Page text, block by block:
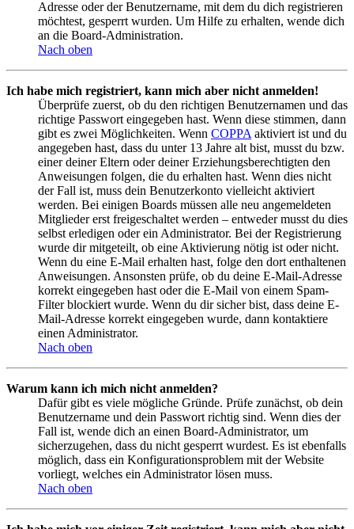
Adresse oder der Benutzername, mit dem du dich registrieren
möchtest, gesperrt wurden. Um Hilfe zu erhalten, wende dich
an die Board-Administration.
Nach oben
Ich habe mich registriert, kann mich aber nicht anmelden!
Überprüfe zuerst, ob du den richtigen Benutzernamen und das
richtige Passwort eingegeben hast. Wenn diese stimmen, dann
gibt es zwei Möglichkeiten. Wenn COPPA aktiviert ist und du
angegeben hast, dass du unter 13 Jahre alt bist, musst du bzw.
einer deiner Eltern oder deiner Erziehungsberechtigten den
Anweisungen folgen, die du erhalten hast. Wenn dies nicht
der Fall ist, muss dein Benutzerkonto vielleicht aktiviert
werden. Bei einigen Boards müssen alle neu angemeldeten
Mitglieder erst freigeschaltet werden – entweder musst du dies
selbst erledigen oder ein Administrator. Bei der Registrierung
wurde dir mitgeteilt, ob eine Aktivierung nötig ist oder nicht.
Wenn du eine E-Mail erhalten hast, folge den dort enthaltenen
Anweisungen. Ansonsten prüfe, ob du deine E-Mail-Adresse
korrekt eingegeben hast oder die E-Mail von einem Spam-
Filter blockiert wurde. Wenn du dir sicher bist, dass deine E-
Mail-Adresse korrekt eingegeben wurde, dann kontaktiere
einen Administrator.
Nach oben
Warum kann ich mich nicht anmelden?
Dafür gibt es viele mögliche Gründe. Prüfe zunächst, ob dein
Benutzername und dein Passwort richtig sind. Wenn dies der
Fall ist, wende dich an einen Board-Administrator, um
sicherzugehen, dass du nicht gesperrt wurdest. Es ist ebenfalls
möglich, dass ein Konfigurationsproblem mit der Website
vorliegt, welches ein Administrator lösen muss.
Nach oben